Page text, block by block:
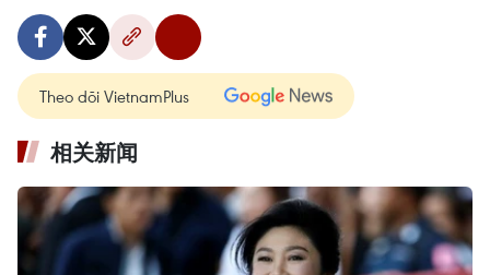
Theo dõi VietnamPlus
相关新闻